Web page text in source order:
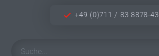
+49 (0)711 / 83 8878-43